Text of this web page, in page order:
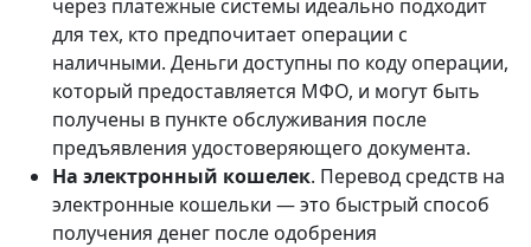
через платежные системы идеально подходит
для тех, кто предпочитает операции с
наличными. Деньги доступны по коду операции,
который предоставляется МФО, и могут быть
получены в пункте обслуживания после
предъявления удостоверяющего документа.
На электронный кошелек. Перевод средств на
электронные кошельки — это быстрый способ
получения денег после одобрения